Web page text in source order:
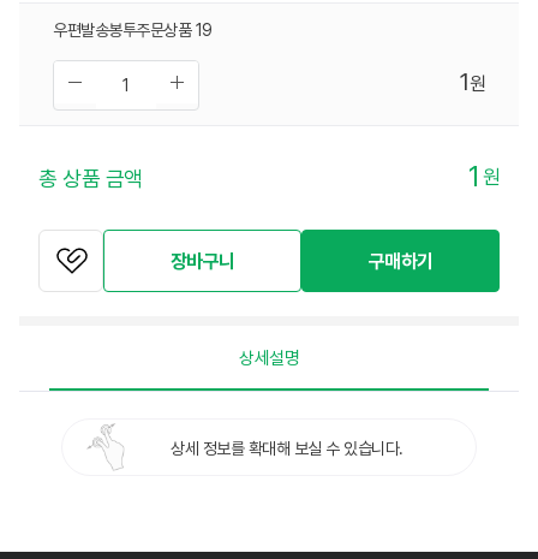
우편발송봉투주문상품 19
1원
총 상품 금액 1 원
장바구니 구매하기
상세설명
상세 정보를 확대해 보실 수 있습니다.